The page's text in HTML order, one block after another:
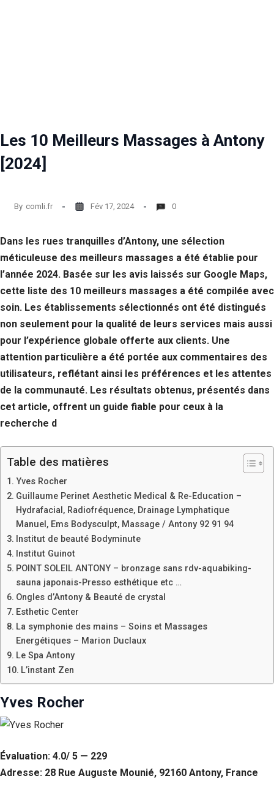
Les 10 Meilleurs Massages à Antony
[2024]
By comli.fr Fév 17, 2024 0
Dans les rues tranquilles d’Antony, une sélection
méticuleuse des meilleurs massages a été établie pour
l’année 2024. Basée sur les avis laissés sur Google Maps,
cette liste des 10 meilleurs massages a été compilée avec
soin. Les établissements sélectionnés ont été distingués
non seulement pour la qualité de leurs services mais aussi
pour l’expérience globale offerte aux clients. Une
attention particulière a été portée aux commentaires des
utilisateurs, reflétant ainsi les préférences et les attentes
de la communauté. Les résultats obtenus, présentés dans
cet article, offrent un guide fiable pour ceux à la
recherche d
Table des matières
Yves Rocher
Guillaume Perinet Aesthetic Medical & Re-Education –
Hydrafacial, Radiofréquence, Drainage Lymphatique
Manuel, Ems Bodysculpt, Massage / Antony 92 91 94
Institut de beauté Bodyminute
Institut Guinot
POINT SOLEIL ANTONY – bronzage sans rdv-aquabiking-
sauna japonais-Presso esthétique etc …
Ongles d’Antony & Beauté de crystal
Esthetic Center
La symphonie des mains – Soins et Massages
Energétiques – Marion Duclaux
Le Spa Antony
L’instant Zen
Yves Rocher
Évaluation: 4.0/ 5 — 229
Adresse: 28 Rue Auguste Mounié, 92160 Antony, France